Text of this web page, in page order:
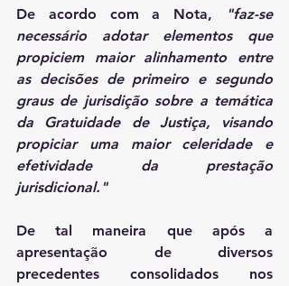
De acordo com a Nota,
"faz-se
necessário adotar elementos que
propiciem maior alinhamento entre
as decisões de primeiro e segundo
graus de jurisdição sobre a temática
da Gratuidade de Justiça, visando
propiciar uma maior celeridade e
efetividade da prestação
jurisdicional."
De tal maneira que após a
apresentação de diversos
precedentes consolidados nos